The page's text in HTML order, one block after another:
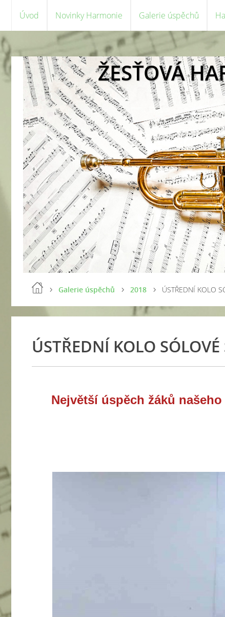
Úvod Novinky Harmonie Galerie úspěchů
ŽESŤOVÁ
Galerie úspěchů 2018 ÚSTŘEDNÍ KOLO
ÚSTŘEDNÍ KOLO SÓLOVÉ
Největší úspěch žáků